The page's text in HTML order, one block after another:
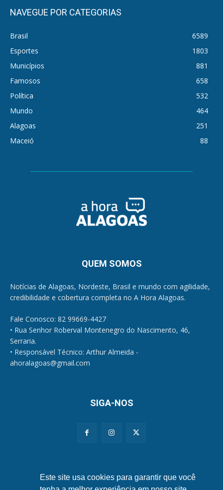
NAVEGUE POR CATEGORIAS
Brasil
6589
Esportes
1803
Municípios
881
Famosos
658
Política
532
Mundo
464
Alagoas
251
Maceió
88
QUEM SOMOS
Notícias de Alagoas, Nordeste, Brasil e mundo com agilidade,
credibilidade e cobertura completa no A Hora Alagoas.
Fale Conosco: 82 99669-4427
• Rua Senhor Roberval Montenegro do Nascimento, 46,
Serraria.
• Responsável Técnico: Arthur Almeida -
ahoralagoas@gmail.com
SIGA-NOS
Este site usa cookies para garantir que você